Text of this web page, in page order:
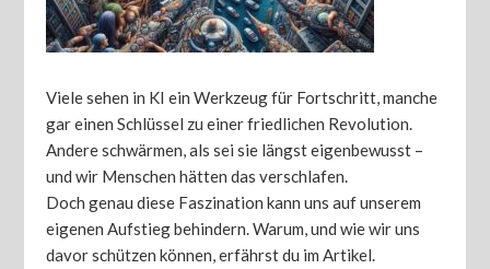
Viele sehen in KI ein Werkzeug für Fortschritt, manche
gar einen Schlüssel zu einer friedlichen Revolution.
Andere schwärmen, als sei sie längst eigenbewusst –
und wir Menschen hätten das verschlafen.
Doch genau diese Faszination kann uns auf unserem
eigenen Aufstieg behindern. Warum, und wie wir uns
davor schützen können, erfährst du im Artikel.